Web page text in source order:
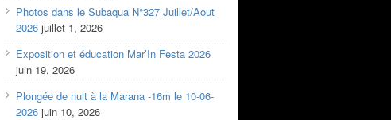
Photos dans le Subaqua N°327 Juillet/Aout
2026 juillet 1, 2026
Exposition et éducation Mar’In Festa 2026
juin 19, 2026
Plongée de nuit à la Marana -16m le 10-06-
2026 juin 10, 2026